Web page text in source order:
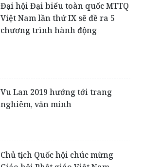
Đại hội Đại biểu toàn quốc MTTQ
Việt Nam lần thứ IX sẽ đề ra 5
chương trình hành động
Vu Lan 2019 hướng tới trang
nghiêm, văn minh
Chủ tịch Quốc hội chúc mừng